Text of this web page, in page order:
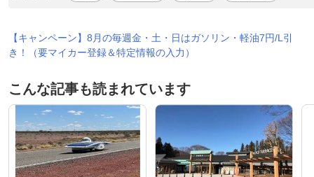
【キャンペーン】8月の毎週金・土・日はガソリン・軽油7円/L引
き！（要マイカー登録＆特定情報の入力）
こんな記事も読まれています